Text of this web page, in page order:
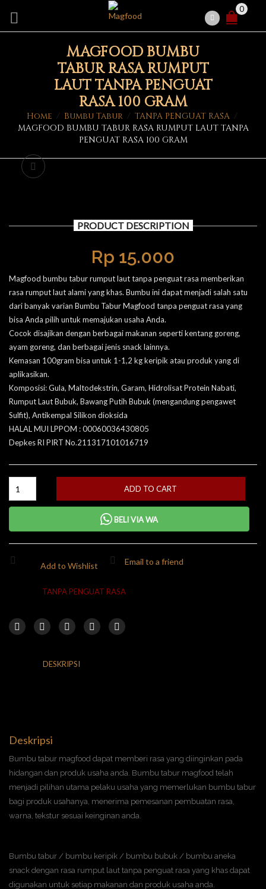
0
MAGFOOD BUMBU
TABUR RASA RUMPUT
LAUT TANPA PENGUAT
RASA 100 GRAM
Home / Bumbu Tabur / TANPA PENGUAT RASA /
MAGFOOD BUMBU TABUR RASA RUMPUT LAUT TANPA
PENGUAT RASA 100 GRAM
PRODUCT DESCRIPTION
Rp 15.000
Magfood bumbu tabur rumput laut tanpa penguat rasa memberikan
rasa rumput laut alami yang khas. Bumbu ini dapat menjadi salah satu
dari banyak varian Bumbu Tabur Magfood tanpa penguat rasa yang
bisa Anda pilih untuk memajukan usaha Anda.
Cocok disajikan dengan berbagai makanan seperti kentang goreng,
ayam goreng, dan berbagai jenis snack lainnya.
Kemasan 100gram bisa untuk 1-1,2 kg keripik atau produk yang di
aplikasikan.
Komposisi: Gula, Maltodekstrin, Garam, Hidrolisat Protein Nabati,
Rumput Laut Bubuk, Bawang Putih Bubuk (mengandung pengawet
Sulfit), Antikempal Silikon dioksida
HALAL MUI LPPOM : 00060036430805
Depkes RI PIRT No.211317101016719
ADD TO CART
BELI VIA WA
Add to Wishlist Email to a friend
TANPA PENGUAT RASA
DESKRIPSI
Deskripsi
Bumbu tabur magfood dapat memberi rasa yang diinginkan pada
hidangan dan produk usaha anda. Bumbu tabur magfood telah
menjadi pilihan utama pelaku usaha yang memerlukan bumbu tabur
bagi produk usahanya, menerima pemesanan pembuatan rasa,
warna, tekstur sesuai keinginan anda.
Bumbu tabur / bumbu keripik / bumbu bubuk / bumbu aneka
snack dengan rasa rumput laut tanpa penguat rasa yang khas dapat
digunakan untuk setiap makanan dan produk usaha anda.